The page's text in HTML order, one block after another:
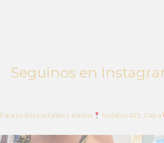
Seguinos en
Para todos los talles y estilos Malabia 423, Caba